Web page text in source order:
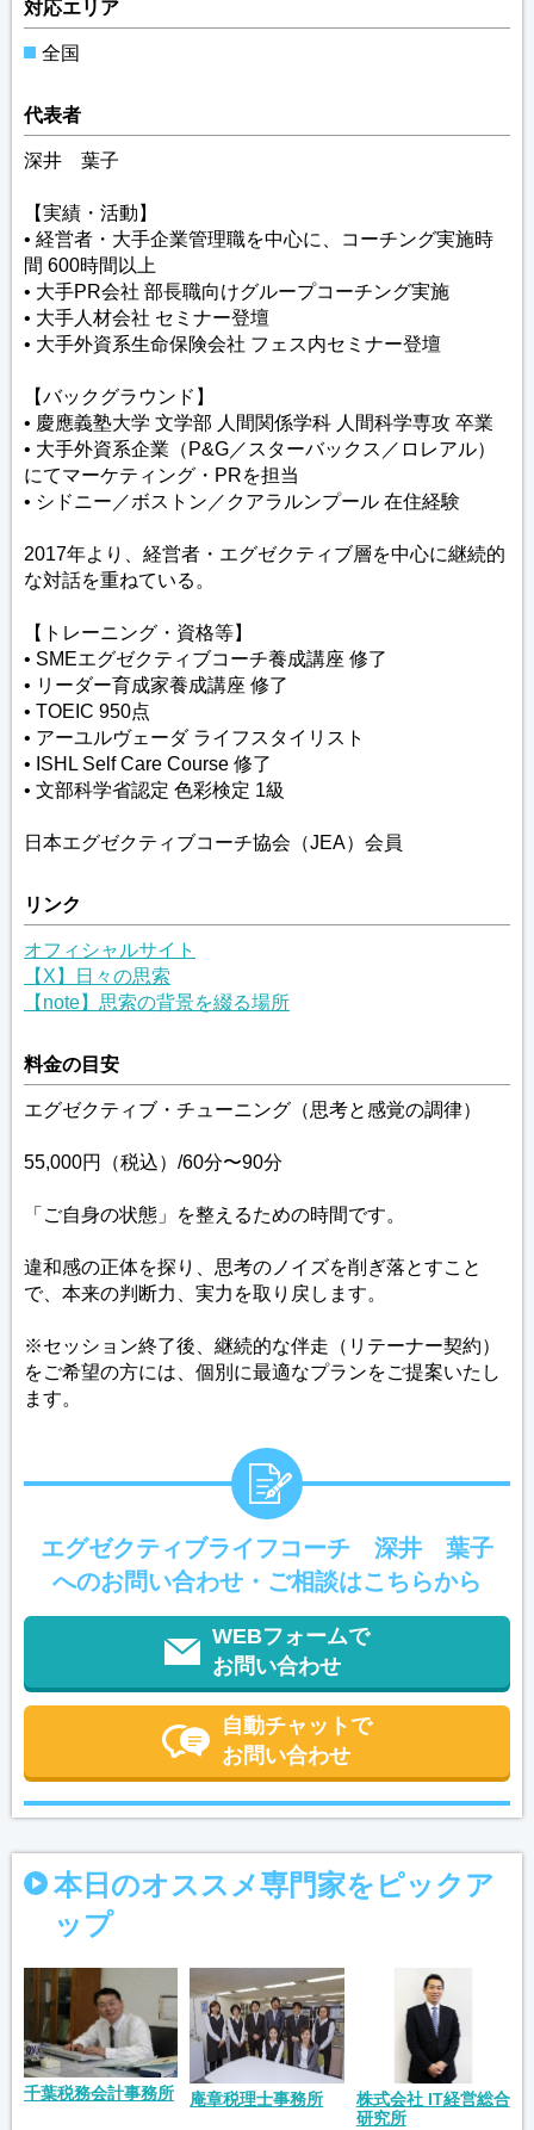
対応エリア
全国
代表者
深井 葉子
【実績・活動】
• 経営者・大手企業管理職を中心に、コーチング実施時
間 600時間以上
• 大手PR会社 部長職向けグループコーチング実施
• 大手人材会社 セミナー登壇
• 大手外資系生命保険会社 フェス内セミナー登壇
【バックグラウンド】
• 慶應義塾大学 文学部 人間関係学科 人間科学専攻 卒業
• 大手外資系企業（P&G／スターバックス／ロレアル）
にてマーケティング・PRを担当
• シドニー／ボストン／クアラルンプール 在住経験
2017年より、経営者・エグゼクティブ層を中心に継続的
な対話を重ねている。
【トレーニング・資格等】
• SMEエグゼクティブコーチ養成講座 修了
• リーダー育成家養成講座 修了
• TOEIC 950点
• アーユルヴェーダ ライフスタイリスト
• ISHL Self Care Course 修了
• 文部科学省認定 色彩検定 1級
日本エグゼクティブコーチ協会（JEA）会員
リンク
オフィシャルサイト
【X】日々の思索
【note】思索の背景を綴る場所
料金の目安
エグゼクティブ・チューニング（思考と感覚の調律）
55,000円（税込）/60分〜90分
「ご自身の状態」を整えるための時間です。
違和感の正体を探り、思考のノイズを削ぎ落とすこと
で、本来の判断力、実力を取り戻します。
※セッション終了後、継続的な伴走（リテーナー契約）
をご希望の方には、個別に最適なプランをご提案いたし
ます。
エグゼクティブライフコーチ 深井 葉子
へのお問い合わせ・ご相談はこちらから
WEBフォームで
お問い合わせ
自動チャットで
お問い合わせ
本日のオススメ専門家をピックア
ップ
千葉税務会計事務所 庵章税理士事務所
株式会社 IT経営総合
研究所